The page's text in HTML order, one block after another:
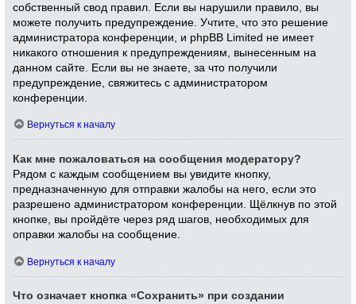
собственный свод правил. Если вы нарушили правило, вы
можете получить предупреждение. Учтите, что это решение
администратора конференции, и phpBB Limited не имеет
никакого отношения к предупреждениям, вынесенным на
данном сайте. Если вы не знаете, за что получили
предупреждение, свяжитесь с администратором
конференции.
Вернуться к началу
Как мне пожаловаться на сообщения модератору?
Рядом с каждым сообщением вы увидите кнопку,
предназначенную для отправки жалобы на него, если это
разрешено администратором конференции. Щёлкнув по этой
кнопке, вы пройдёте через ряд шагов, необходимых для
оправки жалобы на сообщение.
Вернуться к началу
Что означает кнопка «Сохранить» при создании